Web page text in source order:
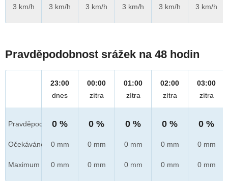
3 km/h
3 km/h
3 km/h
3 km/h
3 km/h
3 km/h
Pravděpodobnost srážek na 48 hodin
Pravděpod.
Očekáváno
Maximum
23:00
dnes
0 %
0 mm
0 mm
00:00
zítra
0 %
0 mm
0 mm
01:00
zítra
0 %
0 mm
0 mm
02:00
zítra
0 %
0 mm
0 mm
03:00
zítra
0 %
0 mm
0 mm